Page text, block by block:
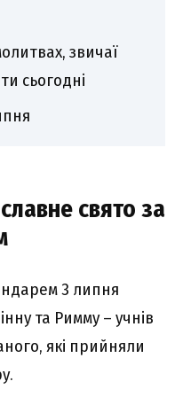
звичаї
сьогодні
свято за
3 липня
та Римму – учнів
які прийняли